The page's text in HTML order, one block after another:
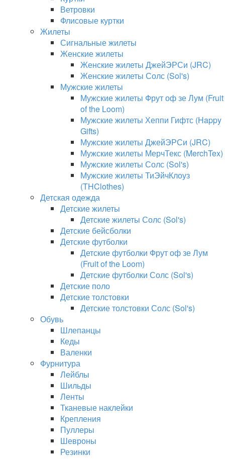
Ветровки
Флисовые куртки
Жилеты
Сигнальные жилеты
Женские жилеты
Женские жилеты ДжейЭРСи (JRC)
Женские жилеты Солс (Sol's)
Мужские жилеты
Мужские жилеты Фрут оф зе Лум (Fruit
of the Loom)
Мужские жилеты Хеппи Гифтс (Happy
Gifts)
Мужские жилеты ДжейЭРСи (JRC)
Мужские жилеты МерчТекс (MerchTex)
Мужские жилеты Солс (Sol's)
Мужские жилеты ТиЭйчКлоуз
(THClothes)
Детская одежда
Детские жилеты
Детские жилеты Солс (Sol's)
Детские бейсболки
Детские футболки
Детские футболки Фрут оф зе Лум
(Fruit of the Loom)
Детские футболки Солс (Sol's)
Детские поло
Детские толстовки
Детские толстовки Солс (Sol's)
Обувь
Шлепанцы
Кеды
Валенки
Фурнитура
Лейблы
Шильды
Ленты
Тканевые наклейки
Крепления
Пуллеры
Шевроны
Резинки